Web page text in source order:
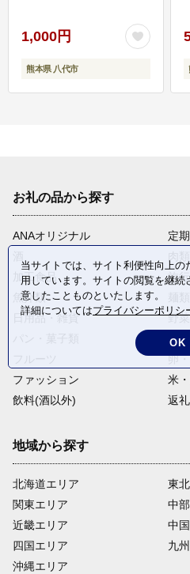
1,000円
熊本県 八代市
お礼の品から探す
ANAオリジナル
定
加工食品
旅
魚介類
日用品・雑貨
野菜
電化
卵・
ファッション
米
飲料(酒以外)
返
地域から探す
北海道エリア
関東エリア
近畿エリア
四国エリア
沖縄エリア
東
中
中
九
当サイトでは、サイト利便性向上
用しています。サイトの閲覧を継続
意したことものといたします。
詳細についてはプライバシーポリシ
OK